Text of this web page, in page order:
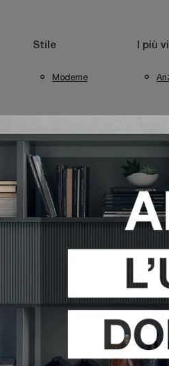
Stile
Moderne
I più
Tomasella Aprilia Poltrone
cataloghi